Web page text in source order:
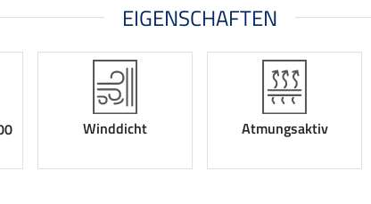
EIGENSCHAFTEN
Winddicht Atmungsaktiv